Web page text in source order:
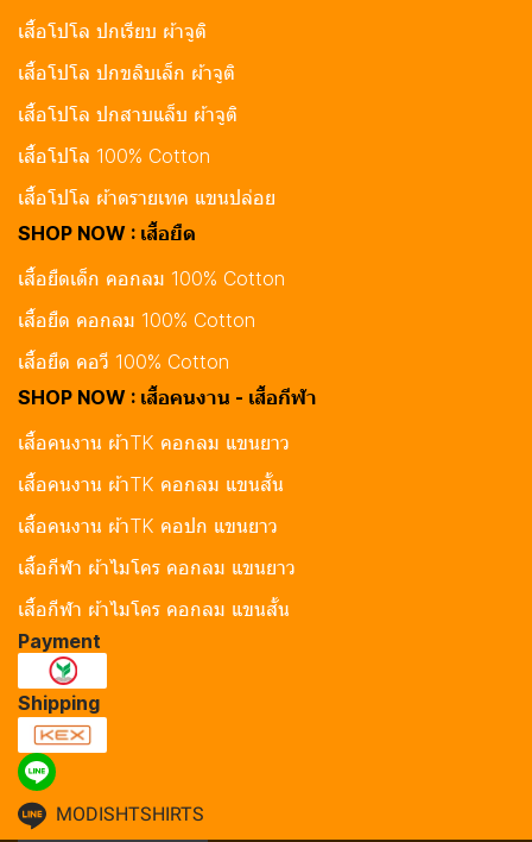
เสื้อโปโล ปกเรียบ ผ้าจูติ
เสื้อโปโล ปกขลิบเล็ก ผ้าจูติ
เสื้อโปโล ปกสาบแล็บ ผ้าจูติ
เสื้อโปโล 100% Cotton
เสื้อโปโล ผ้าดรายเทค แขนปล่อย
SHOP NOW : เสื้อยืด
เสื้อยืดเด็ก คอกลม 100% Cotton
เสื้อยืด คอกลม 100% Cotton
เสื้อยืด คอวี 100% Cotton
SHOP NOW : เสื้อคนงาน - เสื้อกีฬา
เสื้อคนงาน ผ้าTK คอกลม แขนยาว
เสื้อคนงาน ผ้าTK คอกลม แขนสั้น
เสื้อคนงาน ผ้าTK คอปก แขนยาว
เสื้อกีฬา ผ้าไมโคร คอกลม แขนยาว
เสื้อกีฬา ผ้าไมโคร คอกลม แขนสั้น
Payment
Shipping
MODISHTSHIRTS